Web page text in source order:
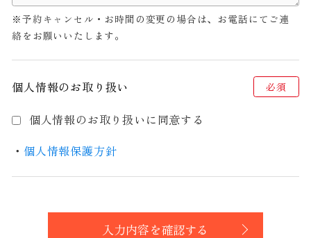
※予約キャンセル・お時間の変更の場合は、お電話にてご連
絡をお願いいたします。
個人情報のお取り扱い 必須
個人情報のお取り扱いに同意する
・個人情報保護方針
入力内容を確認する